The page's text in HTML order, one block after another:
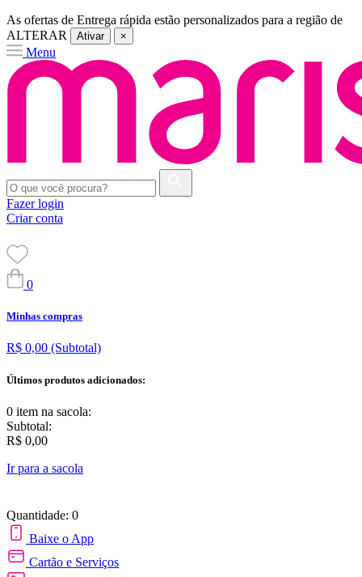
As ofertas de Entrega rápida estão personalizados para a região de
ALTERAR
Ativar ×
Menu
Fazer login
Criar conta
0
Minhas compras
R$ 0,00 (Subtotal)
Últimos produtos adicionados:
0 item na sacola:
Subtotal:
R$ 0,00
Ir para a sacola
Quantidade: 0
Baixe o App
Cartão e Serviços